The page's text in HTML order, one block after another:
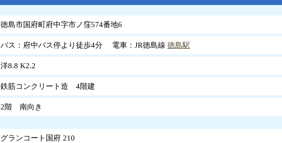
徳島市国府町府中字市ノ窪574番地6
バス：府中バス停より徒歩4分 電車：JR徳島線 徳島駅
洋8.8 K2.2
鉄筋コンクリート造 4階建
2階 南向き
グランコート国府 210